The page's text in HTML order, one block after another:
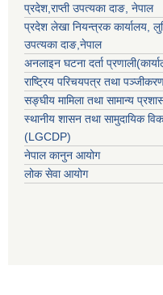
प्रदेश राप्ती उपत्यका दाङ , नेपाल
प्रदेश लेखा नियन्त्रक कार्यालय,
उपत्यका दाङ ,नेपाल
अनलाइन घटना दर्ता
राष्ट्रिय परिचयपत्र तथा
सङ्घीय मामिला तथा सामान्य
स्थानीय शासन तथा सामुदायिक
(LGCDP)
नेपाल कानुन आयोग
लोक सेवा आयोग